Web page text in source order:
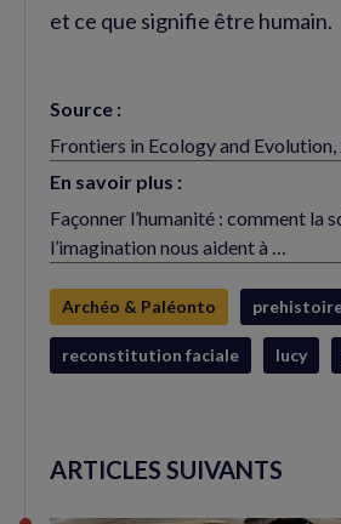
et ce que signifie être humain.
Source :
Frontiers in Ecology and
(nouvelle
fenêtre)
En savoir plus :
Façonner l’humanité : comment la
l’imagination nous aident à …
(nouvelle
fenêtre)
Archéo & Paléonto
reconstitution faciale lucy
ARTICLES SUIVANTS